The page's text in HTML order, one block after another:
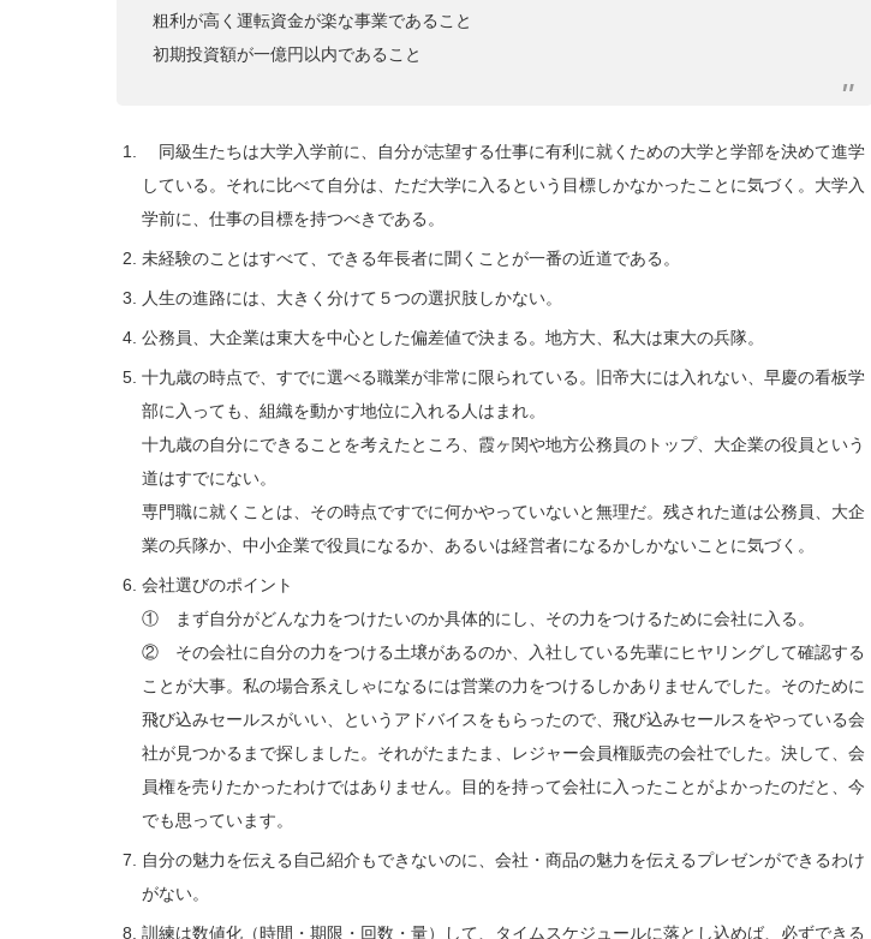
粗利が高く運転資金が楽な事業であること
初期投資額が一億円以内であること
同級生たちは大学入学前に、自分が志望する仕事に有利に就くための大学と学部を決めて進学
している。それに比べて自分は、ただ大学に入るという目標しかなかったことに気づく。大学入
学前に、仕事の目標を持つべきである。
未経験のことはすべて、できる年長者に聞くことが一番の近道である。
人生の進路には、大きく分けて５つの選択肢しかない。
公務員、大企業は東大を中心とした偏差値で決まる。地方大、私大は東大の兵隊。
十九歳の時点で、すでに選べる職業が非常に限られている。旧帝大には入れない、早慶の看板学
部に入っても、組織を動かす地位に入れる人はまれ。
十九歳の自分にできることを考えたところ、霞ヶ関や地方公務員のトップ、大企業の役員という
道はすでにない。
専門職に就くことは、その時点ですでに何かやっていないと無理だ。残された道は公務員、大企
業の兵隊か、中小企業で役員になるか、あるいは経営者になるかしかないことに気づく。
会社選びのポイント
① まず自分がどんな力をつけたいのか具体的にし、その力をつけるために会社に入る。
② その会社に自分の力をつける土壌があるのか、入社している先輩にヒヤリングして確認する
ことが大事。私の場合系えしゃになるには営業の力をつけるしかありませんでした。そのために
飛び込みセールスがいい、というアドバイスをもらったので、飛び込みセールスをやっている会
社が見つかるまで探しました。それがたまたま、レジャー会員権販売の会社でした。決して、会
員権を売りたかったわけではありません。目的を持って会社に入ったことがよかったのだと、今
でも思っています。
自分の魅力を伝える自己紹介もできないのに、会社・商品の魅力を伝えるプレゼンができるわけ
がない。
訓練は数値化（時間・期限・回数・量）して、タイムスケジュールに落とし込めば、必ずできる